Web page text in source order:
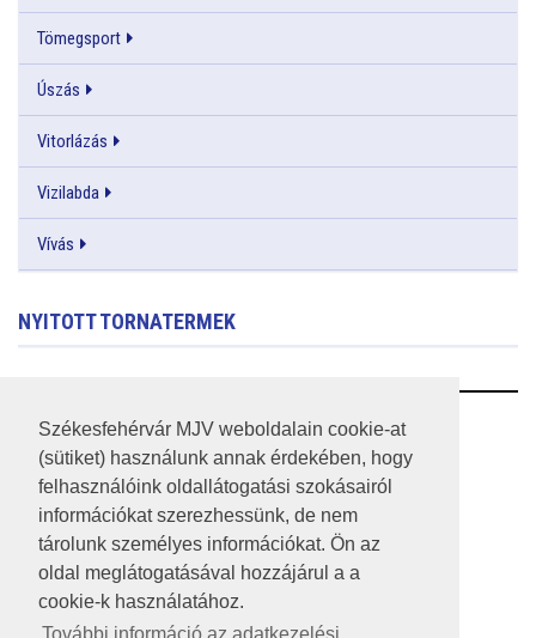
Székesfehérvár MJV weboldalain cookie-at
(sütiket) használunk annak érdekében, hogy
felhasználóink oldallátogatási szokásairól
információkat szerezhessünk, de nem
tárolunk személyes információkat. Ön az
oldal meglátogatásával hozzájárul a a
cookie-k használatához.
Tömegsport
Úszás
Vitorlázás
Vizilabda
Vívás
NYITOTT TORNATERMEK
RSS
A HONLAP 2017.03.31-I ÁLLAPOTA
JOGI NYILATKOZAT
IMPRESSZUM